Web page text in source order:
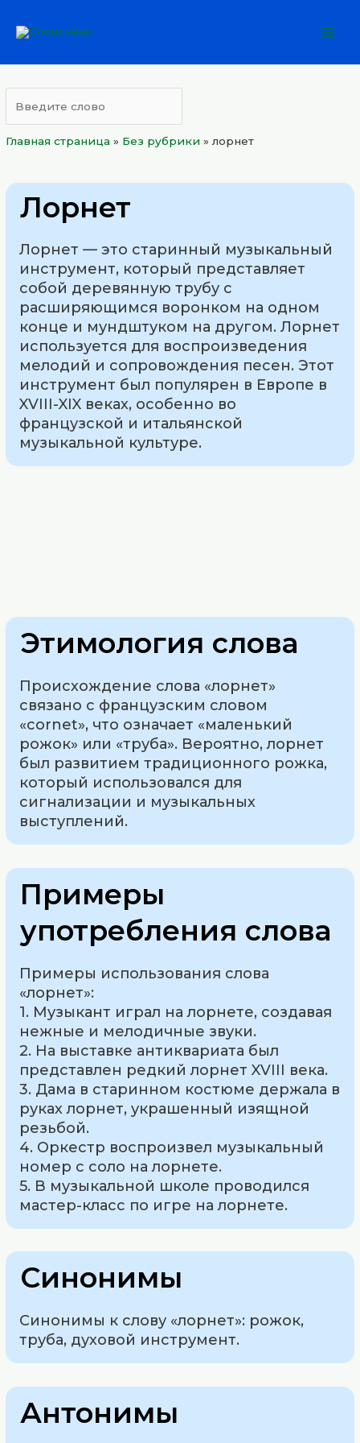
Главная страница » Без рубрики »лорнет
Лорнет
Лорнет — это старинный музыкальный
инструмент, который представляет
собой деревянную трубу с
расширяющимся воронком на одном
конце и мундштуком на другом. Лорнет
используется для воспроизведения
мелодий и сопровождения песен. Этот
инструмент был популярен в Европе в
XVIII-XIX веках, особенно во
французской и итальянской
музыкальной культуре.
Этимология слова
Происхождение слова «лорнет»
связано с французским словом
«cornet», что означает «маленький
рожок» или «труба». Вероятно, лорнет
был развитием традиционного рожка,
который использовался для
сигнализации и музыкальных
выступлений.
Примеры
употребления слова
Примеры использования слова
«лорнет»:
1. Музыкант играл на лорнете, создавая
нежные и мелодичные звуки.
2. На выставке антиквариата был
представлен редкий лорнет XVIII века.
3. Дама в старинном костюме держала в
руках лорнет, украшенный изящной
резьбой.
4. Оркестр воспроизвел музыкальный
номер с соло на лорнете.
5. В музыкальной школе проводился
мастер-класс по игре на лорнете.
Синонимы
Синонимы к слову «лорнет»: рожок,
труба, духовой инструмент.
Антонимы